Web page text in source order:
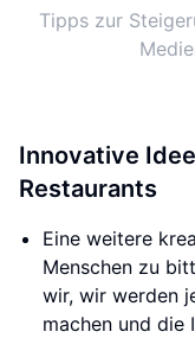
Tipps zur
Innovative
Restaurants
Eine weitere
Menschen zu
wir, wir werden
machen und die